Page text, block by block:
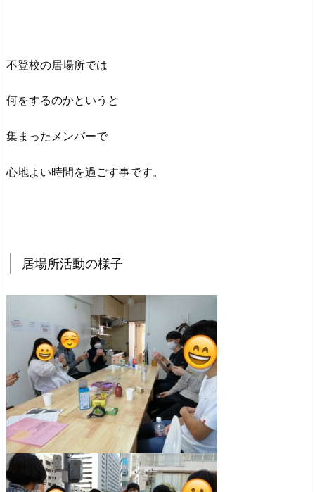
不登校の居場所では
何をするのかというと
集まったメンバーで
心地よい時間を過ごす事です。
居場所活動の様子